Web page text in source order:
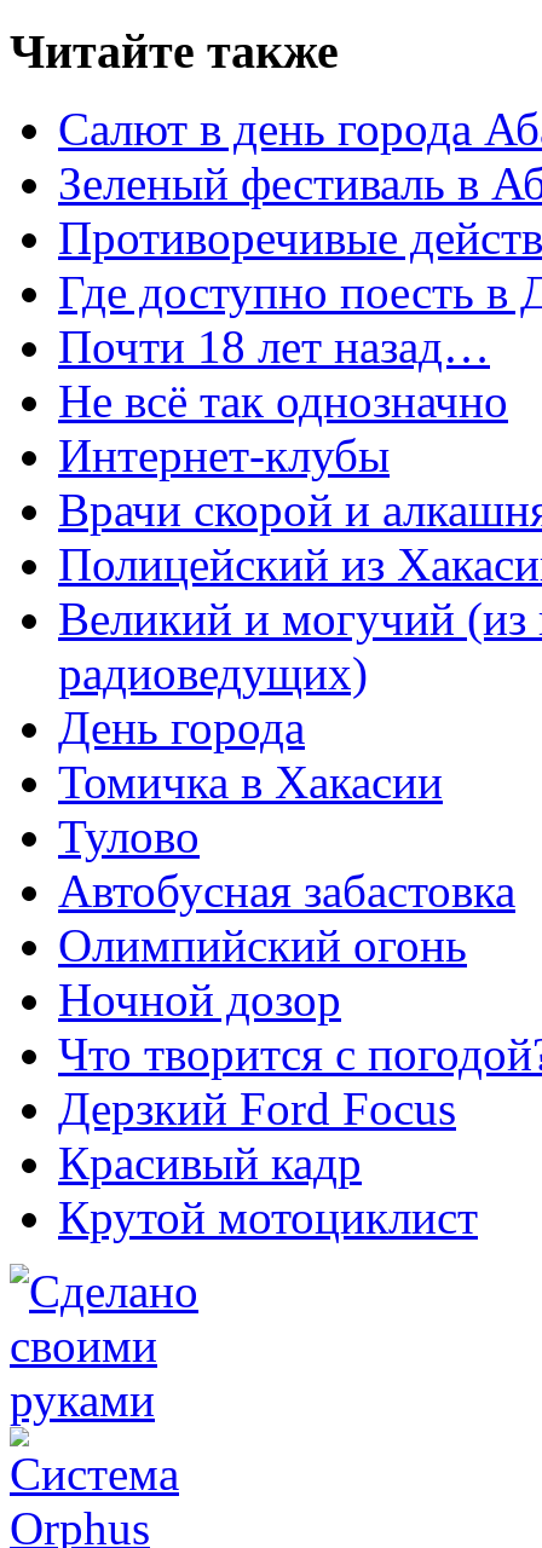
Читайте также
Салют в день города
Зеленый фестиваль в
Противоречивые
Где доступно поесть в
Почти 18 лет назад…
Не всё так однозначно
Интернет-клубы
Врачи скорой и
Полицейский из
Великий и могучий (из
радиоведущих)
День города
Томичка в Хакасии
Тулово
Автобусная забастовка
Олимпийский огонь
Ночной дозор
Что творится с
Дерзкий Ford Focus
Красивый кадр
Крутой мотоциклист